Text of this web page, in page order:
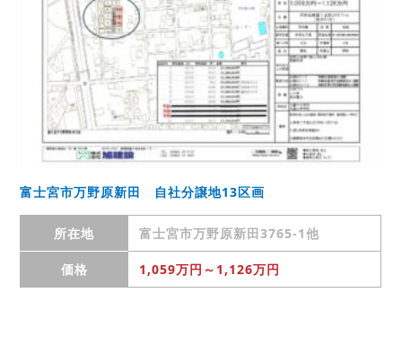
富士宮市万野原新田 自社分譲地13区画
所在地 富士宮市万野原新田3765-1他
価格 1,059万円～1,126万円